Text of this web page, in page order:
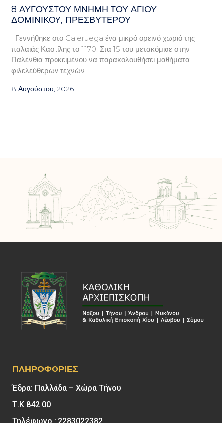
8 ΑΥΓΟΥΣΤΟΥ ΜΝΗΜΗ ΤΟΥ ΑΓΙΟΥ
ΔΟΜΙΝΙΚΟΥ, ΠΡΕΣΒΥΤΕΡΟΥ
Γεννήθηκε στο Caleruega ένα μικρό ορεινό χωριό της
παλαιάς Καστίλης το 1170. Στα 15 του μετακόμισε στην
Παλένθια προκειμένου να παρακολουθήσει μαθήματα
φιλελεύθερων τεχνών
8 Αυγούστου, 2026
ΠΛΗΡΟΦΟΡΊΕΣ
Έδρα: Παλλάδα – Χώρα Τήνου
Τ.Κ 842 00
Τηλέφωνο : 2283022382